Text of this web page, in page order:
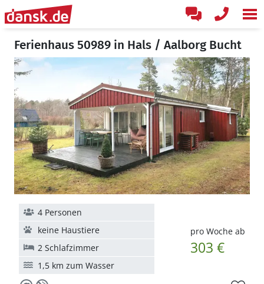
Ferienhaus 50989 in Hals / Aalborg Bucht
pro Woche ab
303 €
4 Personen
keine Haustiere
2 Schlafzimmer
1,5 km zum Wasser